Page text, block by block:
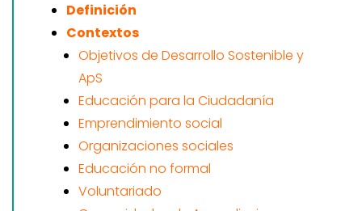
Definición
Contextos
Objetivos de Desarrollo Sostenible y
ApS
Educación para la Ciudadanía
Emprendimiento social
Organizaciones sociales
Educación no formal
Voluntariado